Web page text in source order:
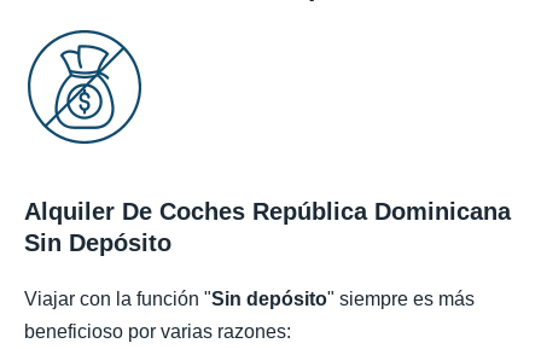
Alquiler De Coches República Dominicana
Sin Depósito
Viajar con la función "Sin depósito" siempre es más
beneficioso por varias razones: